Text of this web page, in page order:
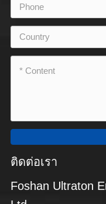
ติดต่อเรา
Foshan Ultraton